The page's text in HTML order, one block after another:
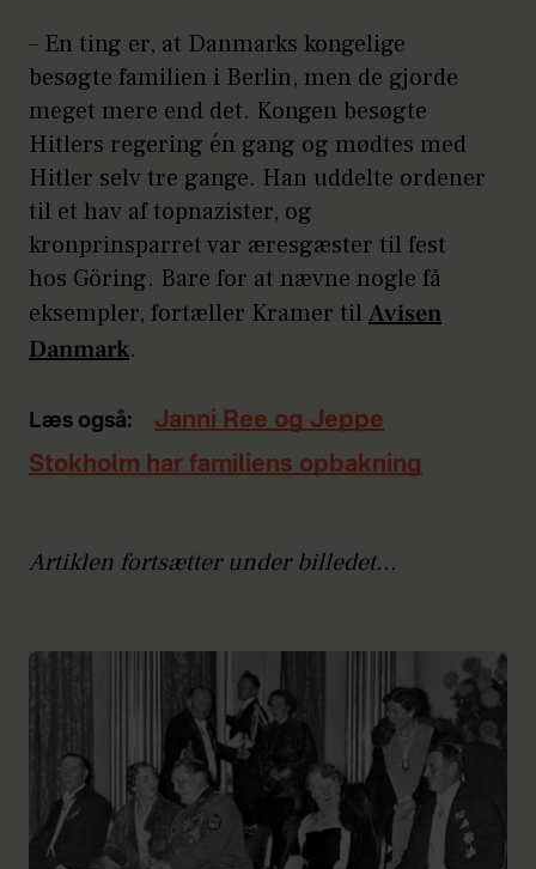
– En ting er, at Danmarks kongelige
besøgte familien i Berlin, men de gjorde
meget mere end det. Kongen besøgte
Hitlers regering én gang og mødtes med
Hitler selv tre gange. Han uddelte ordener
til et hav af topnazister, og
kronprinsparret var æresgæster til fest
hos Göring. Bare for at nævne nogle få
eksempler, fortæller Kramer til Avisen
Danmark.
Læs også:
Janni Ree og Jeppe
Stokholm har familiens opbakning
Artiklen fortsætter under billedet...